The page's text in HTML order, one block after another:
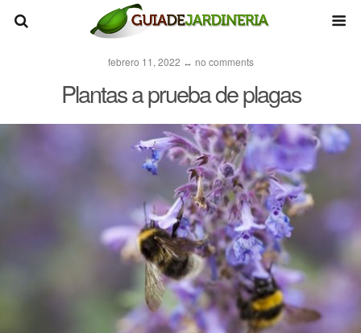
febrero 11, 2022 ↔ no comments
Plantas a prueba de plagas